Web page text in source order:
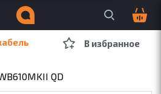
В избранное